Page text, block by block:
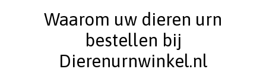
Waarom uw dieren urn
bestellen bij
Dierenurnwinkel.nl